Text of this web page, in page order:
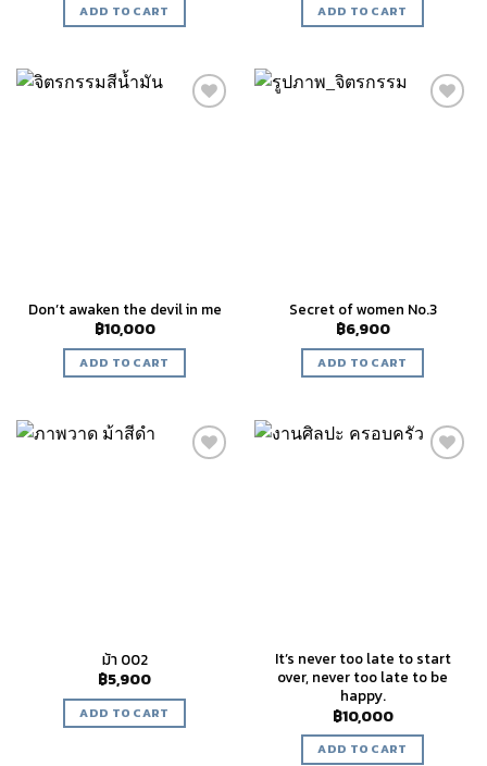
ADD TO CART ADD TO CART
Don’t awaken the devil in me
฿10,000
ADD TO CART
Secret of women No.3
฿6,900
ADD TO CART
ม้า 002
฿5,900
ADD TO CART
It’s never too late to start
over, never too late to be
happy.
฿10,000
ADD TO CART